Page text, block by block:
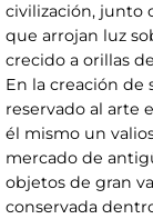
civilización, junto
que arrojan luz
crecido a orillas
En la creación de
reservado al arte
él mismo un
mercado de
objetos de gran
conservada